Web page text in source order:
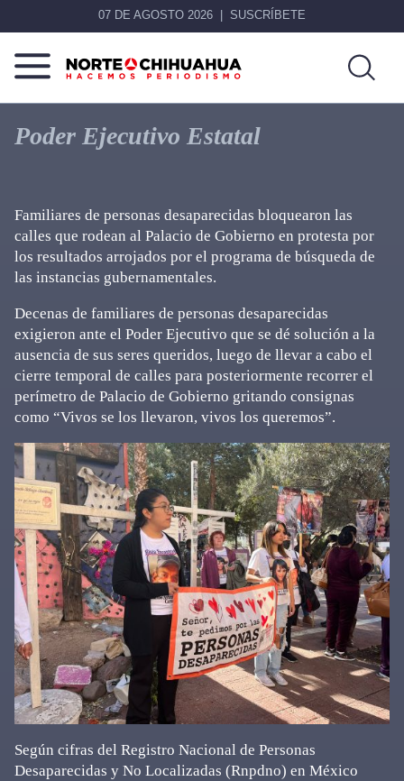
07 DE AGOSTO 2026 SUSCRÍBETE
Norte
Chihuahua
Más
que
noticias,
Poder Ejecutivo Estatal
Familiares de personas desaparecidas bloquearon las
calles que rodean al Palacio de Gobierno en protesta por
los resultados arrojados por el programa de búsqueda de
las instancias gubernamentales.
Decenas de familiares de personas desaparecidas
exigieron ante el Poder Ejecutivo que se dé solución a la
ausencia de sus seres queridos, luego de llevar a cabo el
cierre temporal de calles para posteriormente recorrer el
perímetro de Palacio de Gobierno gritando consignas
como “Vivos se los llevaron, vivos los queremos”.
Según cifras del Registro Nacional de Personas
Desaparecidas y No Localizadas (Rnpdno) en México